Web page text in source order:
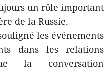
un rôle important
de la Russie.
les événements
dans les relations
la conversation